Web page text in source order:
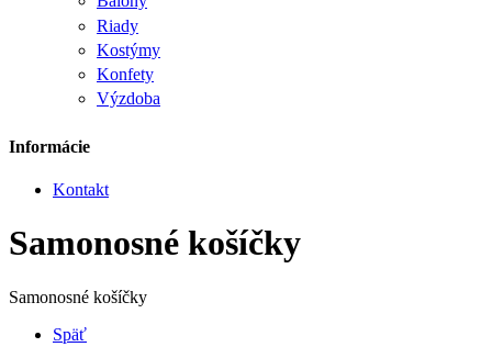
Riady
Kostýmy
Konfety
Výzdoba
Informácie
Kontakt
Samonosné košíčky
Samonosné košíčky
Späť